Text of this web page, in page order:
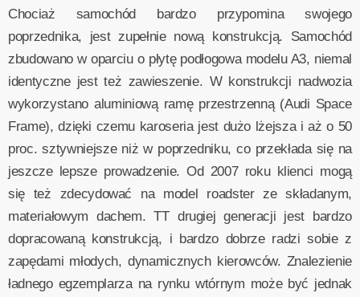
Chociaż samochód bardzo przypomina swojego
poprzednika, jest zupełnie nową konstrukcją. Samochód
zbudowano w oparciu o płytę podłogowa modelu A3, niemal
identyczne jest też zawieszenie. W konstrukcji nadwozia
wykorzystano aluminiową ramę przestrzenną (Audi Space
Frame), dzięki czemu karoseria jest dużo lżejsza i aż o 50
proc. sztywniejsze niż w poprzedniku, co przekłada się na
jeszcze lepsze prowadzenie. Od 2007 roku klienci mogą
się też zdecydować na model roadster ze składanym,
materiałowym dachem. TT drugiej generacji jest bardzo
dopracowaną konstrukcją, i bardzo dobrze radzi sobie z
zapędami młodych, dynamicznych kierowców. Znalezienie
ładnego egzemplarza na rynku wtórnym może być jednak